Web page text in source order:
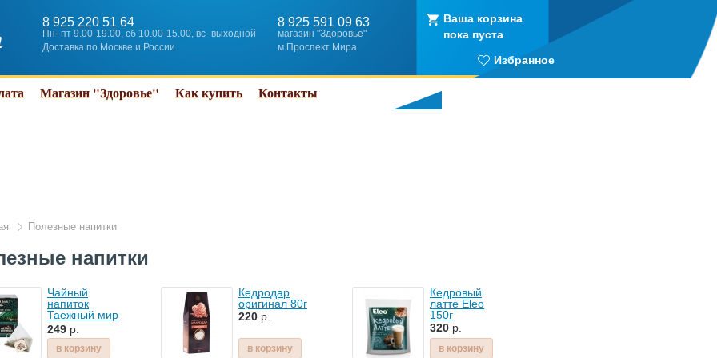
8 925 220 51 64
Пн- пт 9.00-19.00, сб 10.00-15.00, вс- выходной
Доставка по Москве и России
8 925 591 09 63
магазин "Здоровье"
м.Проспект Мира
Ваша корзина
пока пуста
Избранное
Магазин "Здоровье" Как купить Контакты
Полезные напитки
напитки
Чайный
напиток
Таежный мир
Общеукрепляющий
в пирамидках
(15шт х 2.5г)
249 р.
в корзину
Кедродар
оригинал 80г
220 р.
в корзину
Кедровый
латте Eleo
150г
320 р.
в корзину